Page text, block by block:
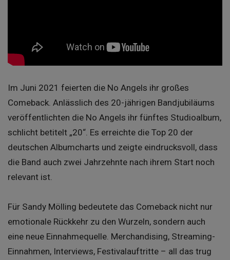
Im Juni 2021 feierten die No Angels ihr großes
Comeback. Anlässlich des 20-jährigen Bandjubiläums
veröffentlichten die No Angels ihr fünftes Studioalbum,
schlicht betitelt „20“. Es erreichte die Top 20 der
deutschen Albumcharts und zeigte eindrucksvoll, dass
die Band auch zwei Jahrzehnte nach ihrem Start noch
relevant ist.
Für Sandy Mölling bedeutete das Comeback nicht nur
emotionale Rückkehr zu den Wurzeln, sondern auch
eine neue Einnahmequelle. Merchandising, Streaming-
Einnahmen, Interviews, Festivalauftritte – all das trug